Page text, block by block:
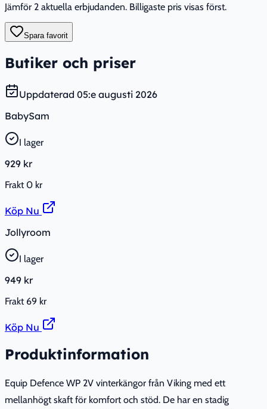
Jämför 2 aktuella erbjudanden. Billigaste pris visas först.
Spara favorit
Butiker och priser
Uppdaterad 05:e augusti 2026
BabySam
I lager
929 kr
Frakt0 kr
Köp Nu
Jollyroom
I lager
949 kr
Frakt 69 kr
Köp Nu
Produktinformation
Equip Defence WP 2V vinterkängor från Viking med ett
mellanhögt skaft för komfort och stöd. De har en stadig